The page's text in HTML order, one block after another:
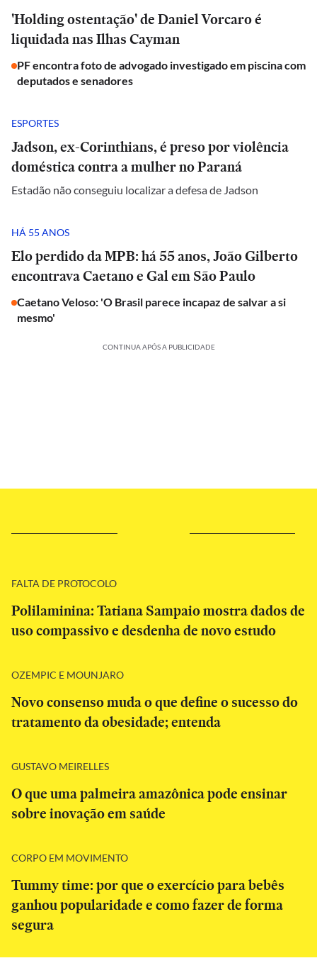
'Holding ostentação' de Daniel Vorcaro é
liquidada nas Ilhas Cayman
PF encontra foto de advogado investigado em piscina com
deputados e senadores
ESPORTES
Jadson, ex-Corinthians, é preso por violência
doméstica contra a mulher no Paraná
Estadão não conseguiu localizar a defesa de Jadson
HÁ 55 ANOS
Elo perdido da MPB: há 55 anos, João Gilberto
encontrava Caetano e Gal em São Paulo
Caetano Veloso: 'O Brasil parece incapaz de salvar a si
mesmo'
CONTINUA APÓS A PUBLICIDADE
FALTA DE PROTOCOLO
Polilaminina: Tatiana Sampaio mostra dados de
uso compassivo e desdenha de novo estudo
OZEMPIC E MOUNJARO
Novo consenso muda o que define o sucesso do
tratamento da obesidade; entenda
GUSTAVO MEIRELLES
O que uma palmeira amazônica pode ensinar
sobre inovação em saúde
CORPO EM MOVIMENTO
Tummy time: por que o exercício para bebês
ganhou popularidade e como fazer de forma
segura